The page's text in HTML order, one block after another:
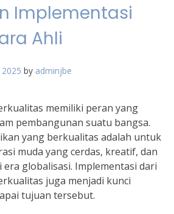
Implementasi
Ahli
2025 by adminjbe
memiliki peran yang
pembangunan suatu bangsa.
yang berkualitas adalah untuk
muda yang cerdas, kreatif, dan
globalisasi. Implementasi dari
juga menjadi kunci
tujuan tersebut.